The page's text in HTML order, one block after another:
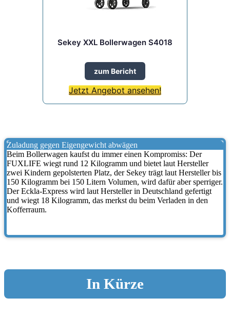
Sekey XXL Bollerwagen S4018
zum Bericht
Jetzt Angebot ansehen!
Zuladung gegen Eigengewicht abwägen
Beim Bollerwagen kaufst du immer einen Kompromiss: Der
FUXLIFE wiegt rund 12 Kilogramm und bietet laut Hersteller
zwei Kindern gepolsterten Platz, der Sekey trägt laut Hersteller bis
150 Kilogramm bei 150 Litern Volumen, wird dafür aber sperriger.
Der Eckla-Express wird laut Hersteller in Deutschland gefertigt
und wiegt 18 Kilogramm, das merkst du beim Verladen in den
Kofferraum.
In Kürze